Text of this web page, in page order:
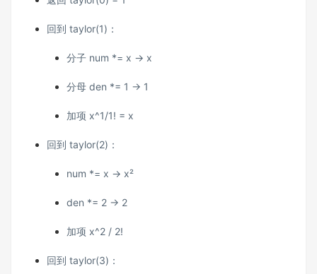
回到 taylor(1)：
分子 num *= x → x
分母 den *= 1 → 1
加项 x^1/1! = x
回到 taylor(2)：
num *= x → x²
den *= 2 → 2
加项 x^2 / 2!
回到 taylor(3)：